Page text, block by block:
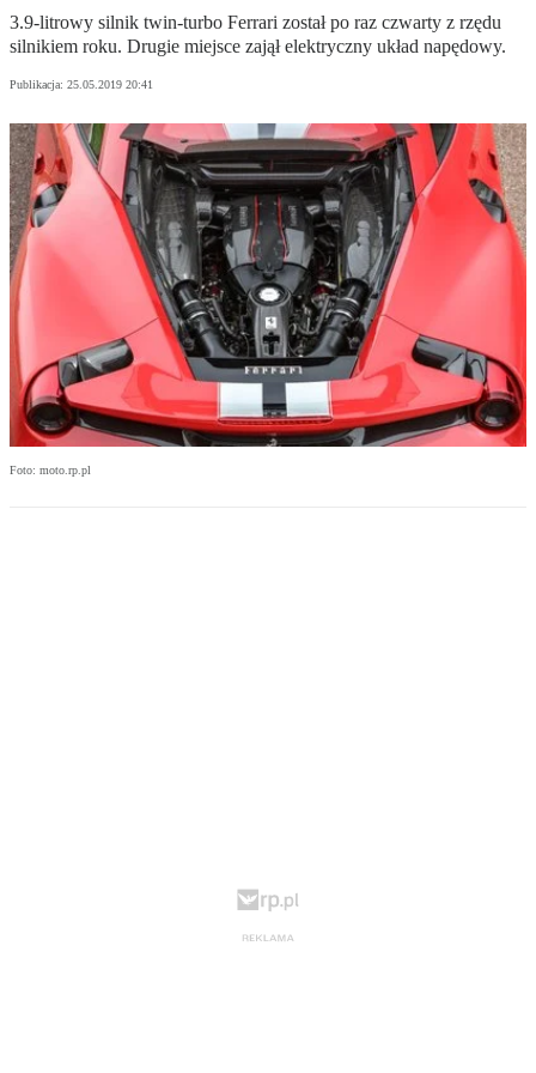
3.9-litrowy silnik twin-turbo Ferrari został po raz czwarty z rzędu
silnikiem roku. Drugie miejsce zajął elektryczny układ napędowy.
Publikacja: 25.05.2019 20:41
Foto: moto.rp.pl